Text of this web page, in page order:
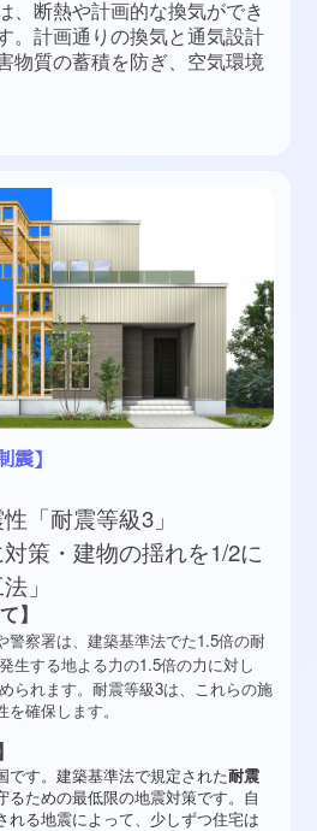
、断熱や計画的な換気ができ
。計画通りの換気と通気設計
物質の蓄積を防ぎ、空気環境
震】
「耐震等級3」
策・建物の揺れを1/2に
」
】
警察署は、建築基準法でた1.5倍の耐
生する地よる力の1.5倍の力に対し
られます。耐震等級3は、これらの施
確保します。
です。建築基準法で規定された耐震
るための最低限の地震対策です。自
れる地震によって、少しずつ住宅は